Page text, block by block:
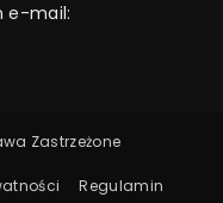
e-mail:
Zastrzeżone
Regulamin